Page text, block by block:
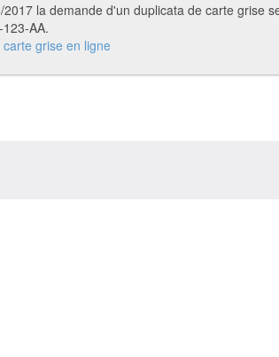
2017 la demande d'un duplicata de carte grise
AA.
grise en ligne